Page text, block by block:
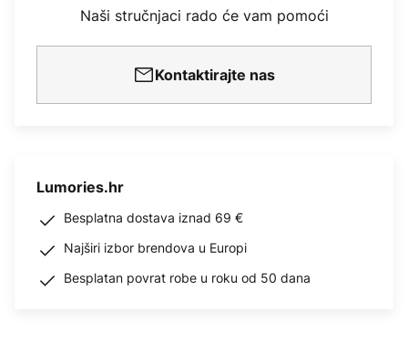
Naši stručnjaci rado će vam pomoći
Kontaktirajte nas
Lumories.hr
Besplatna dostava iznad 69 €
Najširi izbor brendova u Europi
Besplatan povrat robe u roku od 50 dana